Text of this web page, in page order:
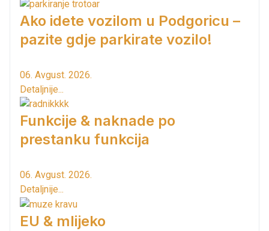
Ako idete vozilom u Podgoricu –
pazite gdje parkirate vozilo!
06. Avgust. 2026.
Detaljnije...
Funkcije & naknade po
prestanku funkcija
06. Avgust. 2026.
Detaljnije...
EU & mlijeko